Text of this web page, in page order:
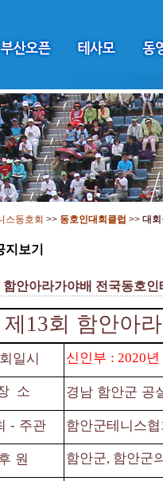
스동호회 >> 동호인대회클럽 >> 대회
지보기
함안아라가야배 전국동호
제 13회 함안아
일시 신인부 : 2020년
소 경남 함안군 공
⁃ 주관 함안군테니스협
원 함안군, 함안군